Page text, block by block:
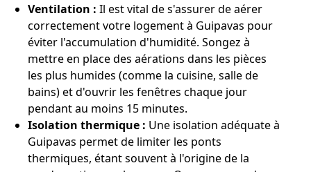
Ventilation : Il est vital de s'assurer de aérer
correctement votre logement à Guipavas pour
éviter l'accumulation d'humidité. Songez à
mettre en place des aérations dans les pièces
les plus humides (comme la cuisine, salle de
bains) et d'ouvrir les fenêtres chaque jour
pendant au moins 15 minutes.
Isolation thermique : Une isolation adéquate à
Guipavas permet de limiter les ponts
thermiques, étant souvent à l'origine de la